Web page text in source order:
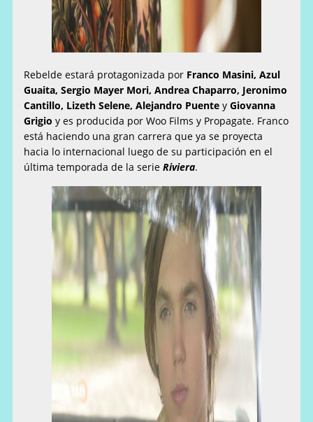
Rebelde estará protagonizada por Franco Masini, Azul
Guaita, Sergio Mayer Mori, Andrea Chaparro, Jeronimo
Cantillo, Lizeth Selene, Alejandro Puente y Giovanna
Grigio y es producida por Woo Films y Propagate. Franco
está haciendo una gran carrera que ya se proyecta
hacia lo internacional luego de su participación en el
última temporada de la serieRiviera.